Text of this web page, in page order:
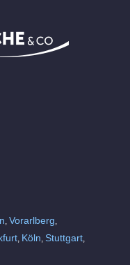
Vorarlberg
Köln Stuttgart